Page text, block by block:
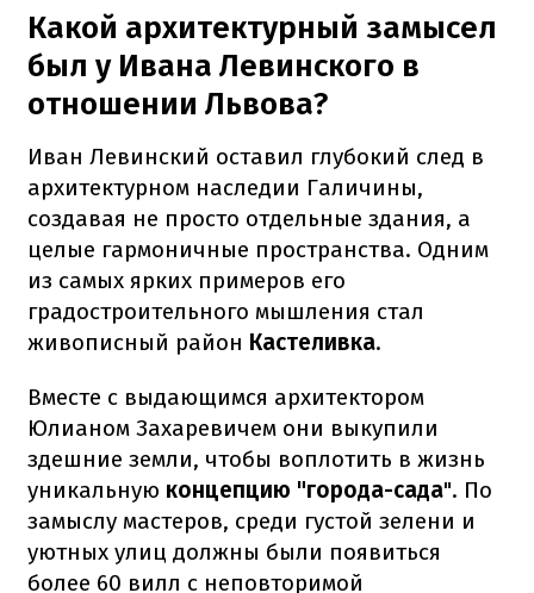
Какой архитектурный замысел
был у Ивана Левинского в
отношении Львова?
Иван Левинский оставил глубокий след в
архитектурном наследии Галичины,
создавая не просто отдельные здания, а
целые гармоничные пространства. Одним
из самых ярких примеров его
градостроительного мышления стал
живописный район Кастеливка.
Вместе с выдающимся архитектором
Юлианом Захаревичем они выкупили
здешние земли, чтобы воплотить в жизнь
уникальную концепцию "города-сада". По
замыслу мастеров, среди густой зелени и
уютных улиц должны были появиться
более 60 вилл с неповторимой